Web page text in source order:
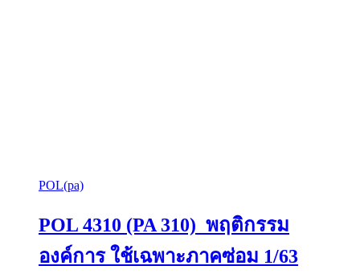
POL(pa)
POL 4310 (PA 310) พฤติกรรม
องค์การ ใช้เฉพาะภาคซ่อม 1/63